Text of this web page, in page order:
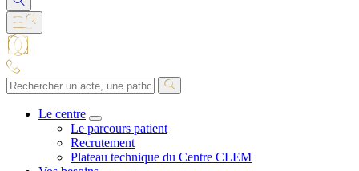
Le centre
Le parcours patient
Recrutement
Plateau technique du Centre CLEM